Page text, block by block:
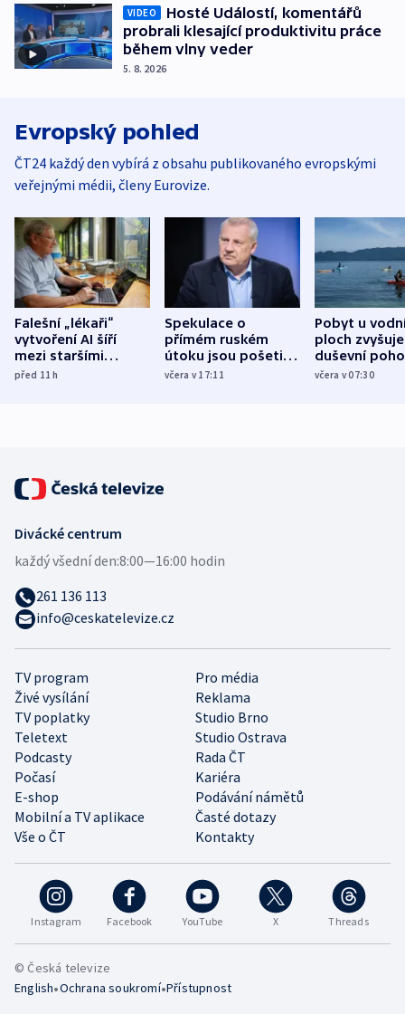
VIDEO
Hosté Událostí, komentářů
probrali klesající produktivitu práce
během vlny veder
5. 8. 2026
Evropský pohled
ČT24 každý den vybírá z obsahu publikovaného evropskými
veřejnými médii, členy Eurovize.
Falešní „lékaři“
vytvoření AI šíří
mezi staršími
Poláky nebezpečné
před 11h
Spekulace o
přímém ruském
útoku jsou pošetilé,
míní estonský
včera v 17:11
Pobyt u
ploch zvyšuje
duševní
ukázala
včera v 07:30
Instagram Facebook YouTube X Threads
TV program
Pro média
Živé vysílání
Reklama
TV poplatky
Studio Brno
Teletext
Studio Ostrava
Podcasty
Rada ČT
Počasí
Kariéra
E-shop
Podávání námětů
Mobilní a TV aplikace
Časté dotazy
Vše o ČT
Kontakty
Divácké centrum
každý všední den:8:00—16:00 hodin
261 136 113
info@ceskatelevize.cz
© Česká televize
English•Ochrana soukromí•Přístupnost